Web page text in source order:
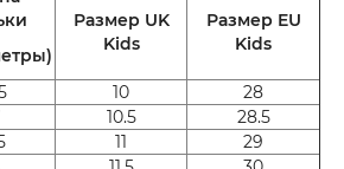
Размер UK
Kids
Размер EU
Kids
10
28
10.5
28.5
11
29